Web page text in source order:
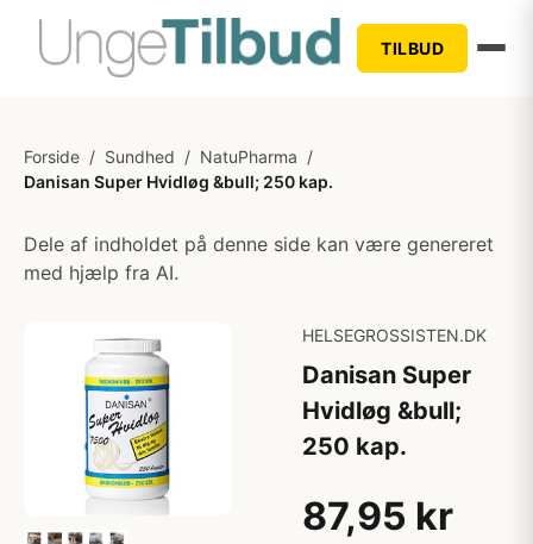
TILBUD
Forside / Sundhed / NatuPharma /
Danisan Super Hvidløg &bull; 250 kap.
Dele af indholdet på denne side kan være genereret
med hjælp fra AI.
HELSEGROSSISTEN.DK
Danisan Super
Hvidløg &bull;
250 kap.
87,95 kr